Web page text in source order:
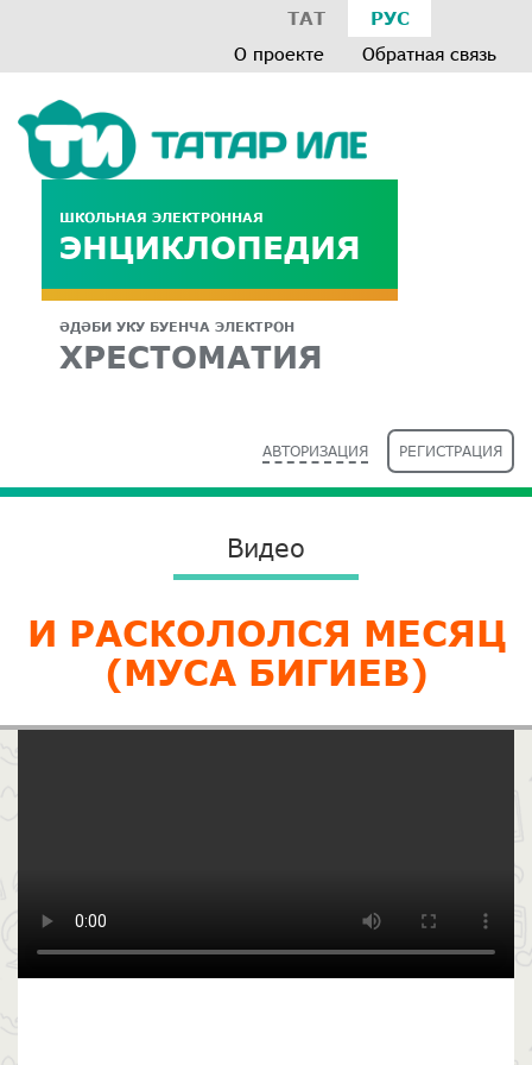
ТАТ РУС
О проекте Обратная связь
ШКОЛЬНАЯ ЭЛЕКТРОННАЯ
ЭНЦИКЛОПЕДИЯ
ӘДӘБИ УКУ БУЕНЧА ЭЛЕКТРОН
ХРЕСТОМАТИЯ
АВТОРИЗАЦИЯ РЕГИСТРАЦИЯ
Видео
И РАСКОЛОЛСЯ МЕСЯЦ
(МУСА БИГИЕВ)